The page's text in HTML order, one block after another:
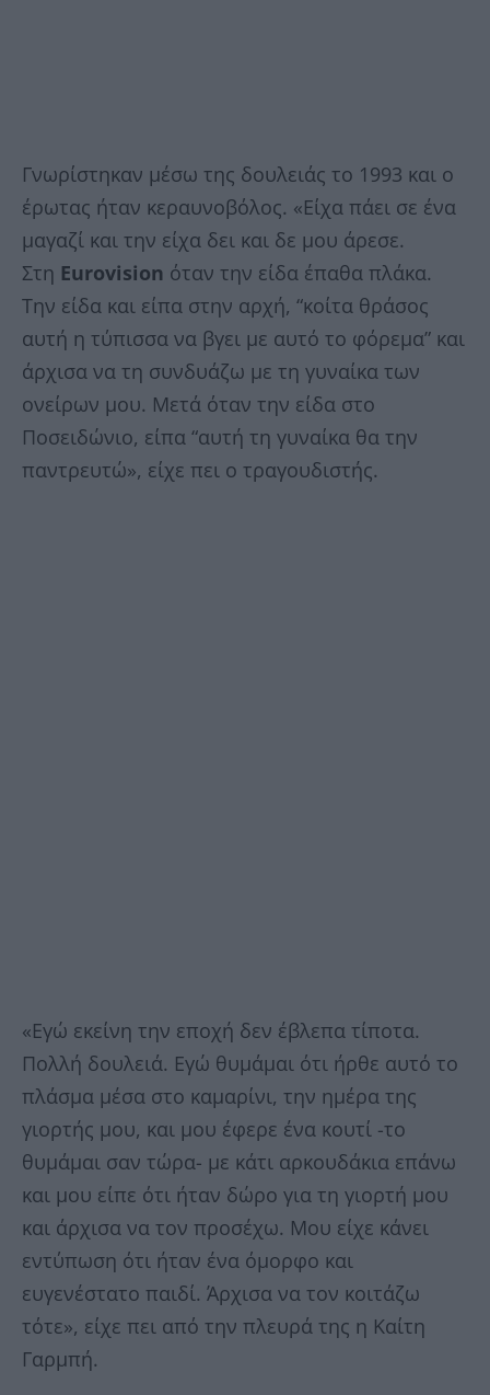
Γνωρίστηκαν μέσω της δουλειάς το 1993 και ο
έρωτας ήταν κεραυνοβόλος. «Είχα πάει σε ένα
μαγαζί και την είχα δει και δε μου άρεσε.
Στη Eurovision όταν την είδα έπαθα πλάκα.
Την είδα και είπα στην αρχή, “κοίτα θράσος
αυτή η τύπισσα να βγει με αυτό το φόρεμα” και
άρχισα να τη συνδυάζω με τη γυναίκα των
ονείρων μου. Μετά όταν την είδα στο
Ποσειδώνιο, είπα “αυτή τη γυναίκα θα την
παντρευτώ», είχε πει ο τραγουδιστής.
«Εγώ εκείνη την εποχή δεν έβλεπα τίποτα.
Πολλή δουλειά. Εγώ θυμάμαι ότι ήρθε αυτό το
πλάσμα μέσα στο καμαρίνι, την ημέρα της
γιορτής μου, και μου έφερε ένα κουτί -το
θυμάμαι σαν τώρα- με κάτι αρκουδάκια επάνω
και μου είπε ότι ήταν δώρο για τη γιορτή μου
και άρχισα να τον προσέχω. Μου είχε κάνει
εντύπωση ότι ήταν ένα όμορφο και
ευγενέστατο παιδί. Άρχισα να τον κοιτάζω
τότε», είχε πει από την πλευρά της η Καίτη
Γαρμπή.